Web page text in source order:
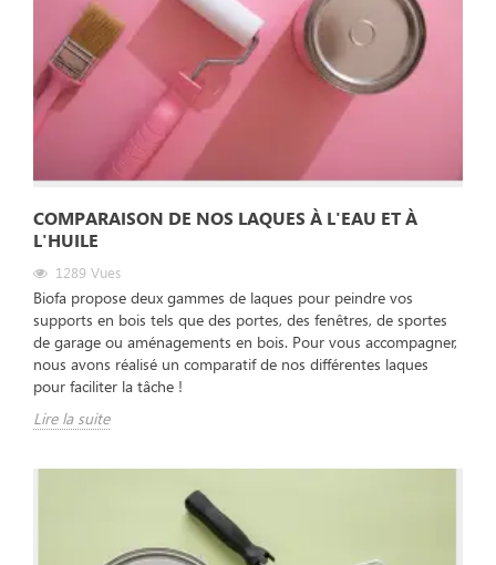
COMPARAISON DE NOS LAQUES À L'EAU ET À
L'HUILE
1289 Vues
Biofa propose deux gammes de laques pour peindre vos
supports en bois tels que des portes, des fenêtres, de sportes
de garage ou aménagements en bois. Pour vous accompagner,
nous avons réalisé un comparatif de nos différentes laques
pour faciliter la tâche !
Lire la suite